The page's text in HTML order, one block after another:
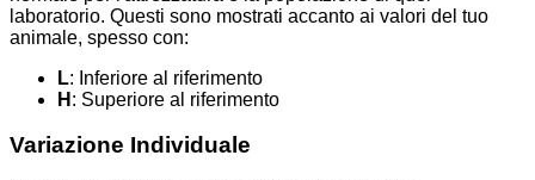
laboratorio. Questi sono mostrati accanto ai valori del tuo
animale, spesso con:
L: Inferiore al riferimento
H : Superiore al riferimento
Variazione Individuale